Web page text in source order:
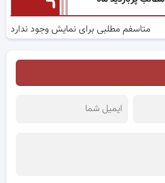
متاسفم مطلبی برای نمایش وجود ندارد